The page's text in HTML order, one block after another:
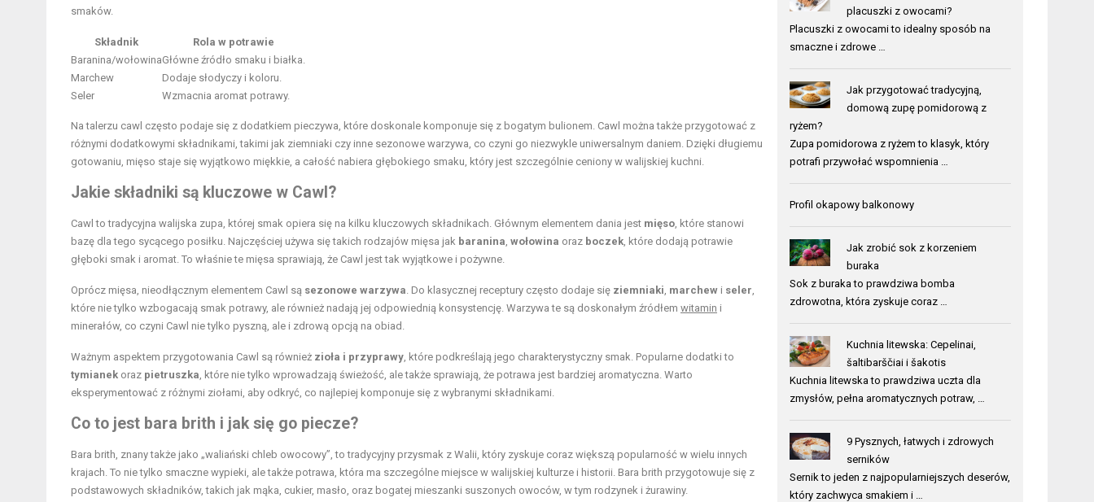
smaków.
Składnik
Rola w potrawie
Baranina/wołowinaGłówne źródło smaku i białka.
Marchew
Dodaje słodyczy i koloru.
Seler
Wzmacnia aromat potrawy.
Na talerzu cawl często podaje się z dodatkiem pieczywa, które doskonale komponuje się z bogatym bulionem. Cawl można także przygotować z
różnymi dodatkowymi składnikami, takimi jak ziemniaki czy inne sezonowe warzywa, co czyni go niezwykle uniwersalnym daniem. Dzięki długiemu
gotowaniu, mięso staje się wyjątkowo miękkie, a całość nabiera głębokiego smaku, który jest szczególnie ceniony w walijskiej kuchni.
Jakie składniki są kluczowe w Cawl?
Cawl to tradycyjna walijska zupa, której smak opiera się na kilku kluczowych składnikach. Głównym elementem dania jest mięso , które stanowi
bazę dla tego sycącego posiłku. Najczęściej używa się takich rodzajów mięsa jak baranina wołowina oraz boczek , które dodają potrawie
głęboki smak i aromat. To właśnie te mięsa sprawiają, że Cawl jest tak wyjątkowe i pożywne.
Oprócz mięsa, nieodłącznym elementem Cawl są sezonowe warzywa . Do klasycznej receptury często dodaje się ziemniaki marchew i seler
które nie tylko wzbogacają smak potrawy, ale również nadają jej odpowiednią konsystencję. Warzywa te są doskonałym źródłem witamin i
minerałów, co czyni Cawl nie tylko pyszną, ale i zdrową opcją na obiad.
Ważnym aspektem przygotowania Cawl są również zioła i przyprawy , które podkreślają jego charakterystyczny smak. Popularne dodatki to
tymianek oraz pietruszka , które nie tylko wprowadzają świeżość, ale także sprawiają, że potrawa jest bardziej aromatyczna. Warto
eksperymentować z różnymi ziołami, aby odkryć, co najlepiej komponuje się z wybranymi składnikami.
Co to jest bara brith i jak się go piecze?
Bara brith, znany także jako „waliański chleb owocowy”, to tradycyjny przysmak z Walii, który zyskuje coraz większą popularność w wielu innych
krajach. To nie tylko smaczne wypieki, ale także potrawa, która ma szczególne miejsce w walijskiej kulturze i historii. Bara brith przygotowuje się z
podstawowych składników, takich jak mąka, cukier, masło, oraz bogatej mieszanki suszonych owoców, w tym rodzynek i żurawiny.
placuszki z owocami?
Placuszki z owocami to idealny sposób na
smaczne i zdrowe …
Jak przygotować tradycyjną,
domową zupę pomidorową z
ryżem?
Zupa pomidorowa z ryżem to klasyk, który
potrafi przywołać wspomnienia …
Profil okapowy balkonowy
Jak zrobić sok z korzeniem
buraka
Sok z buraka to prawdziwa bomba
zdrowotna, która zyskuje coraz …
Kuchnia litewska: Cepelinai,
šaltibarščiai i šakotis
Kuchnia litewska to prawdziwa uczta dla
zmysłów, pełna aromatycznych potraw, …
9 Pysznych, łatwych i zdrowych
serników
Sernik to jeden z najpopularniejszych deserów,
który zachwyca smakiem i …